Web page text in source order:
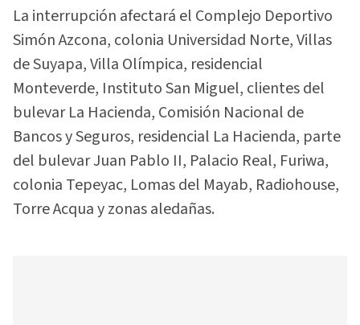
La interrupción afectará el Complejo Deportivo
Simón Azcona, colonia Universidad Norte, Villas
de Suyapa, Villa Olímpica, residencial
Monteverde, Instituto San Miguel, clientes del
bulevar La Hacienda, Comisión Nacional de
Bancos y Seguros, residencial La Hacienda, parte
del bulevar Juan Pablo II, Palacio Real, Furiwa,
colonia Tepeyac, Lomas del Mayab, Radiohouse,
Torre Acqua y zonas aledañas.